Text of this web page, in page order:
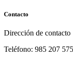
Contacto
Dirección de contacto
Teléfono: 985 207 575